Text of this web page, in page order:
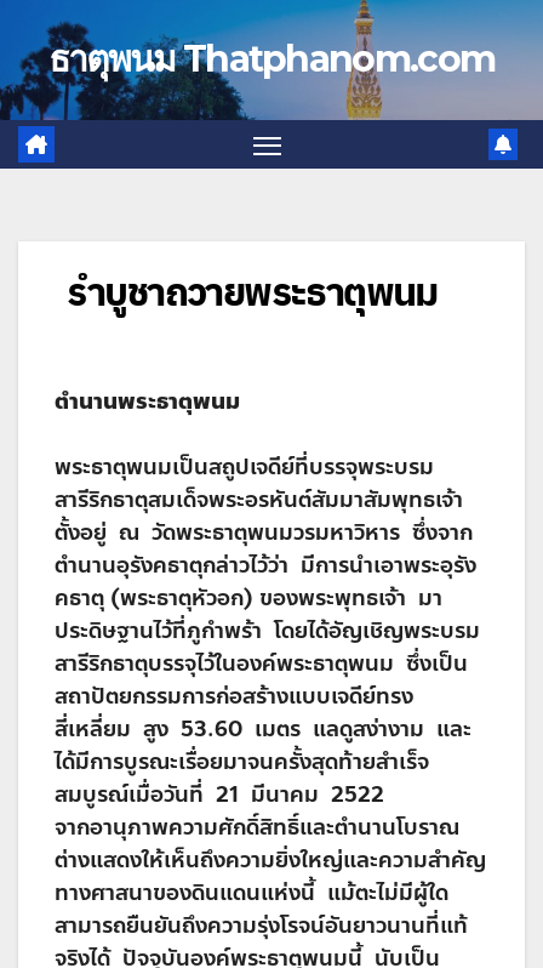
contentธาตุพนม Thatphanom.com
รำบูชาถวายพระธาตุพนม
ตำนานพระธาตุพนม
พระธาตุพนมเป็นสถูปเจดีย์ที่บรรจุพระบรม
สารีริกธาตุสมเด็จพระอรหันต์สัมมาสัมพุทธเจ้า
ตั้งอยู่ ณ วัดพระธาตุพนมวรมหาวิหาร ซึ่งจาก
ตำนานอุรังคธาตุกล่าวไว้ว่า มีการนำเอาพระอุรัง
คธาตุ (พระธาตุหัวอก) ของพระพุทธเจ้า มา
ประดิษฐานไว้ที่ภูกำพร้า โดยได้อัญเชิญพระบรม
สารีริกธาตุบรรจุไว้ในองค์พระธาตุพนม ซึ่งเป็น
สถาปัตยกรรมการก่อสร้างแบบเจดีย์ทรง
สี่เหลี่ยม สูง 53.60 เมตร แลดูสง่างาม และ
ได้มีการบูรณะเรื่อยมาจนครั้งสุดท้ายสำเร็จ
สมบูรณ์เมื่อวันที่ 21 มีนาคม 2522
จากอานุภาพความศักดิ์สิทธิ์และตำนานโบราณ
ต่างแสดงให้เห็นถึงความยิ่งใหญ่และความสำคัญ
ทางศาสนาของดินแดนแห่งนี้ แม้ตะไม่มีผู้ใด
สามารถยืนยันถึงความรุ่งโรจน์อันยาวนานที่แท้
จริงได้ ปัจจุบันองค์พระธาตุพนมนี้ นับเป็น